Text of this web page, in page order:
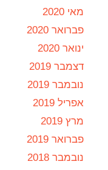
מאי 2020
פברואר 2020
ינואר 2020
דצמבר 2019
נובמבר 2019
אפריל 2019
מרץ 2019
פברואר 2019
נובמבר 2018